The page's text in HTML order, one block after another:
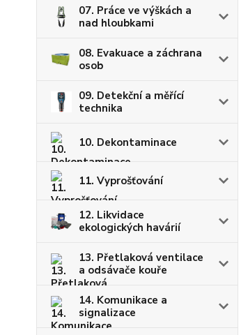
07. Práce ve výškách a
nad hloubkami
08. Evakuace a záchrana
osob
09. Detekční a měřící
technika
10. Dekontaminace
11. Vyprošťování
12. Likvidace
ekologických havárií
13. Přetlaková ventilace
a odsávače kouře
14. Komunikace a
signalizace